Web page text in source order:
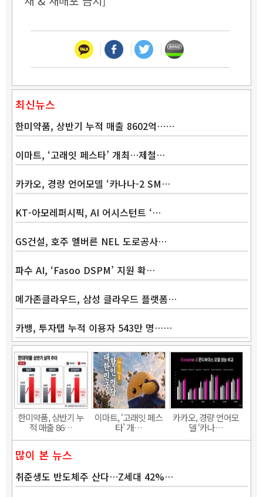
최신뉴스
한미약품, 상반기 누적 매출 8602억……
이마트, ‘고래잇 페스타’ 개최…제철…
카카오, 경량 언어모델 ‘카나나-2 SM…
KT-아모레퍼시픽, AI 어시스턴트 ‘…
GS건설, 호주 멜버른 NEL 도로공사…
파수 AI, ‘Fasoo DSPM’ 지원 확…
메가존클라우드, 삼성 클라우드 플랫폼…
카뱅, 투자탭 누적 이용자 543만 명……
한미약품, 상반기 누
적 매출 86…
이마트, ‘고래잇 페스
타’ 개…
카카오, 경량 언어모
델 ‘카나…
많이 본 뉴스
취준생도 반도체주 산다…Z세대 42%…